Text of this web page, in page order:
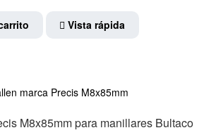
Vista rápida
M8x85mm para manillares Bultaco